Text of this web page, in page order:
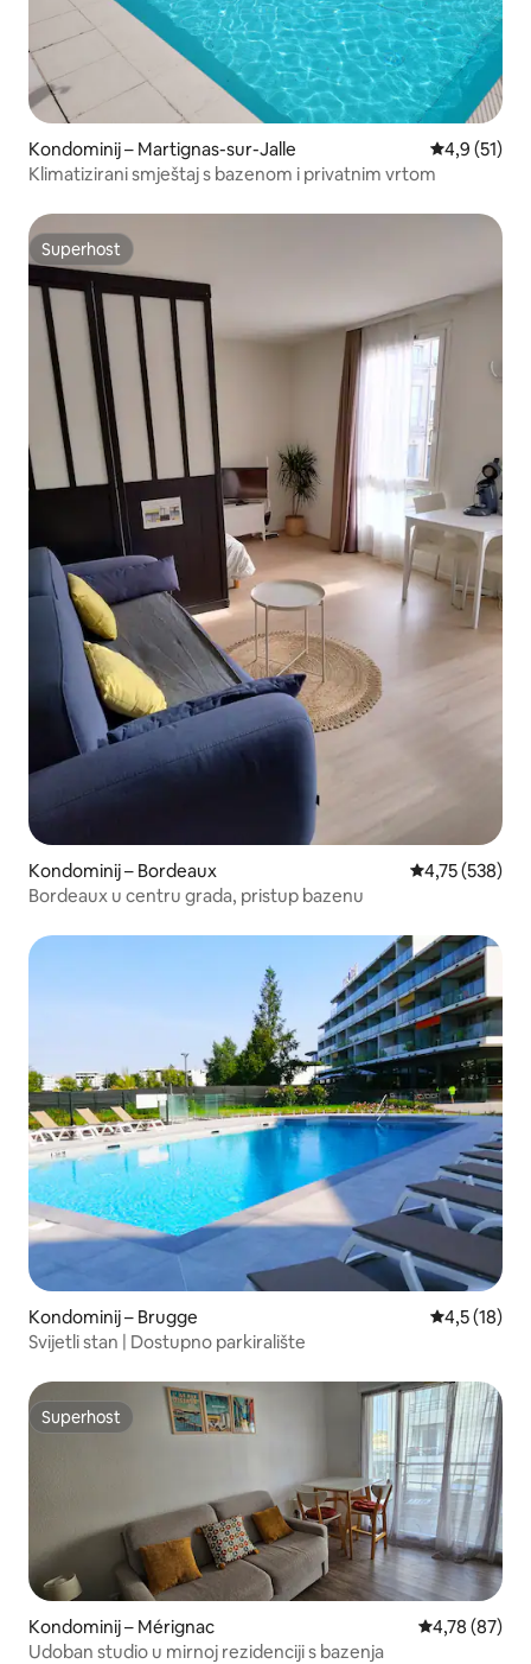
Kondominij – Martignas-sur-Jalle Prosječna
4,9 (51)
Klimatizirani smještaj s bazenom i privatnim vrtom
Superhost
Superhost
Kondominij – Bordeaux Prosječna
4,75 (538)
Bordeaux u centru grada, pristup bazenu
Kondominij – Brugge Prosječna
4,5 (18)
Svijetli stan | Dostupno parkiralište
Superhost
Superhost
Kondominij – Mérignac Prosječna
4,78 (87)
Udoban studio u mirnoj rezidenciji s bazenja